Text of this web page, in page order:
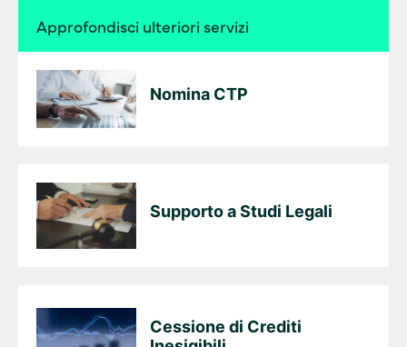
Approfondisci ulteriori servizi
Nomina CTP
Supporto a Studi Legali
Cessione di Crediti